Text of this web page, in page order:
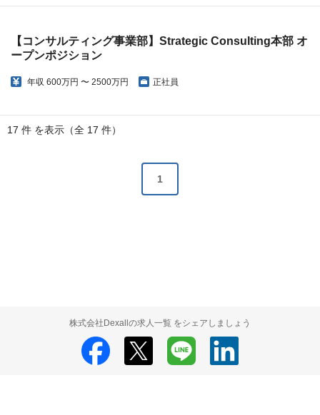
【コンサルティング事業部】Strategic Consulting本部 オ
ープンポジション
年収 600万円 〜 2500万円 正社員
17 件 を表示（全 17 件）
1
株式会社Dexallの求人一覧 をシェアしましょう